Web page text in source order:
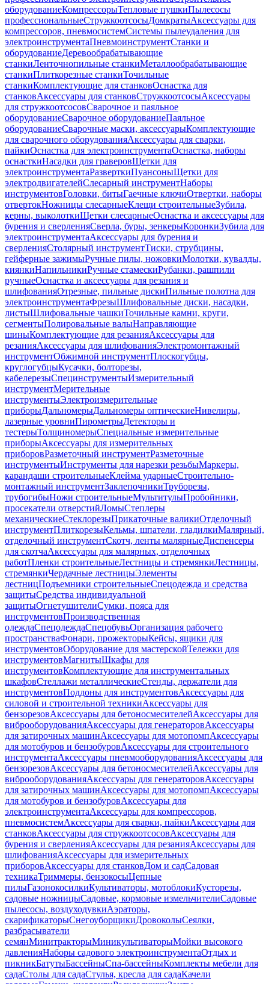
оборудованиеКомпрессорыТепловые пушкиПылесосы
профессиональныеСтружкоотсосыДомкратыАксессуары для
компрессоров, пневмосистемСистемы пылеудаления для
электроинструментаПневмоинструментСтанки и
оборудованиеДеревообрабатывающие
станкиЛенточнопильные станкиМеталлообрабатывающие
станкиПлиткорезные станкиТочильные
станкиКомплектующие для станковОснастка для
станковАксессуары для станковСтружкоотсосыАксессуары
для стружкоотсосовСварочное и паяльное
оборудованиеСварочное оборудованиеПаяльное
оборудованиеСварочные маски, аксессуарыКомплектующие
для сварочного оборудованияАксессуары для сварки,
пайкиОснастка для электроинструментаОснастка, наборы
оснасткиНасадки для граверовЩетки для
электроинструментаРазверткиПуансоныЩетки для
электродвигателейСлесарный инструментНаборы
инструментовГоловки, битыГаечные ключиОтвертки, наборы
отвертокНожницы слесарныеКлещи строительныеЗубила,
керны, выколоткиЩетки слесарныеОснастка и аксессуары для
бурения и сверленияСверла, буры, зенкерыКоронкиЗубила для
электроинструментаАксессуары для бурения и
сверленияСтолярный инструментТиски, струбцины,
гейферные зажимыРучные пилы, ножовкиМолотки, кувалды,
киянкиНапильникиРучные стамескиРубанки, рашпили
ручныеОснастка и аксессуары для резания и
шлифованияОтрезные, пильные дискиПильные полотна для
электроинструментаФрезыШлифовальные диски, насадки,
листыШлифовальные чашкиТочильные камни, круги,
сегментыПолировальные валыНаправляющие
шиныКомплектующие для резанияАксессуары для
резанияАксессуары для шлифованияЭлектромонтажный
инструментОбжимной инструментПлоскогубцы,
круглогубцыКусачки, болторезы,
кабелерезыСпецинструментыИзмерительный
инструментМерительные
инструментыЭлектроизмерительные
приборыДальномерыДальномеры оптическиеНивелиры,
лазерные уровниПирометрыДетекторы и
тестерыТолщиномерыСпециальные измерительные
приборыАксессуары для измерительных
приборовРазметочный инструментРазметочные
инструментыИнструменты для нарезки резьбыМаркеры,
карандаши строительныеКлейма ударныеСтроительно-
монтажный инструментЗаклепочникиТруборезы,
трубогибыНожи строительныеМультитулыПробойники,
просекатели отверстийЛомыСтеплеры
механическиеСтеклорезыПрикаточные валикиОтделочный
инструментПлиткорезыКельмы, шпатели, гладилкиМалярный,
отделочный инструментСкотч, ленты малярныеДиспенсеры
для скотчаАксессуары для малярных, отделочных
работПленки строительныеЛестницы и стремянкиЛестницы,
стремянкиЧердачные лестницыЭлементы
лестницПодъемники строительныеСпецодежда и средства
защитыСредства индивидуальной
защитыОгнетушителиСумки, пояса для
инструментовПроизводственная
одеждаСпецодеждаСпецобувьОрганизация рабочего
пространстваФонари, прожекторыКейсы, ящики для
инструментовОборудование для мастерскойТележки для
инструментовМагнитыШкафы для
инструментовКомплектующие для инструментальных
шкафовСтеллажи металлическиеСтенды, держатели для
инструментовПоддоны для инструментовАксессуары для
силовой и строительной техникиАксессуары для
бензорезовАксессуары для бетоносмесителейАксессуары для
виброоборудованияАксессуары для генераторовАксессуары
для затирочных машинАксессуары для мотопомпАксессуары
для мотобуров и бензобуровАксессуары для строительного
инструментаАксессуары пневмооборудованияАксессуары для
бензорезовАксессуары для бетоносмесителейАксессуары для
виброоборудованияАксессуары для генераторовАксессуары
для затирочных машинАксессуары для мотопомпАксессуары
для мотобуров и бензобуровАксессуары для
электроинструментаАксессуары для компрессоров,
пневмосистемАксессуары для сварки, пайкиАксессуары для
станковАксессуары для стружкоотсосовАксессуары для
бурения и сверленияАксессуары для резанияАксессуары для
шлифованияАксессуары для измерительных
приборовАксессуары для станковДом и садСадовая
техникаТриммеры, бензокосыЦепные
пилыГазонокосилкиКультиваторы, мотоблокиКусторезы,
садовые ножницыСадовые, кормовые измельчителиСадовые
пылесосы, воздуходувкиАэраторы,
скарификаторыСнегоуборщикиДровоколыСеялки,
разбрасыватели
семянМинитракторыМиникультиваторыМойки высокого
давленияНаборы садового электроинструментаОтдых и
пикникБатутыБассейныСпа-бассейныКомплекты мебели для
садаСтолы для садаСтулья, кресла для садаКачели